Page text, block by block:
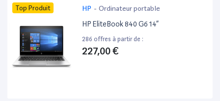
Top Produit HP - Ordinateur portable
HP EliteBook 840 G6 14”
286 offres à partir de :
227,00 €